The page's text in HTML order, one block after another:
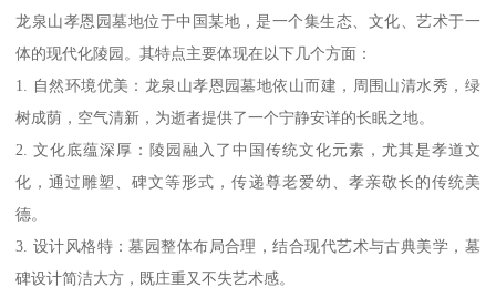
龙泉山孝恩园墓地位于中国某地，是一个集生态、文化、艺术于一
体的现代化陵园。其特点主要体现在以下几个方面：
1. 自然环境优美：龙泉山孝恩园墓地依山而建，周围山清水秀，绿
树成荫，空气清新，为逝者提供了一个宁静安详的长眠之地。
2. 文化底蕴深厚：陵园融入了中国传统文化元素，尤其是孝道文
化，通过雕塑、碑文等形式，传递尊老爱幼、孝亲敬长的传统美
德。
3. 设计风格特：墓园整体布局合理，结合现代艺术与古典美学，墓
碑设计简洁大方，既庄重又不失艺术感。